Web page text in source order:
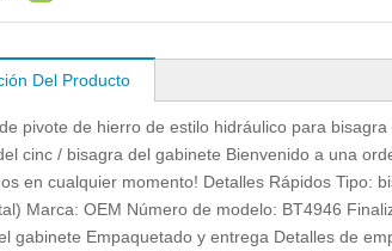
Del Producto
pivote de hierro de estilo hidráulico para
cinc / bisagra del gabinete Bienvenido a una
en cualquier momento! Detalles Rápidos Tipo:
Marca: OEM Número de modelo: BT4946
gabinete Empaquetado y entrega Detalles de